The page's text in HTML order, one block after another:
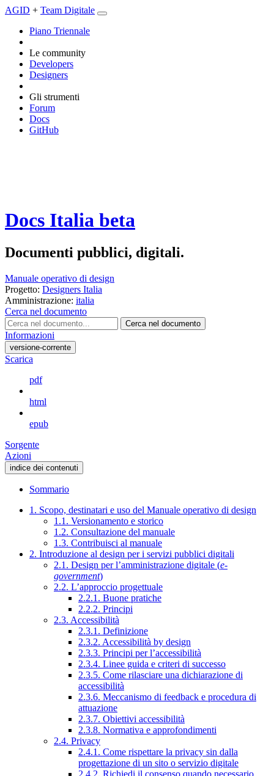
AGID + Team Digitale
Piano Triennale
Le community
Developers
Designers
Gli strumenti
Forum
Docs
GitHub
Docs Italia beta
Documenti pubblici, digitali.
Manuale operativo di design
Progetto: Designers Italia
Amministrazione: italia
Cerca nel documento
Cerca nel documento
Informazioni
versione-corrente
Scarica
pdf
html
epub
Sorgente
Azioni
indice dei contenuti
Sommario
1. Scopo, destinatari e uso del Manuale operativo di design
1.1. Versionamento e storico
1.2. Consultazione del manuale
1.3. Contribuisci al manuale
2. Introduzione al design per i servizi pubblici digitali
2.1. Design per l’amministrazione digitale (e-
government)
2.2. L’approccio progettuale
2.2.1. Buone pratiche
2.2.2. Principi
2.3. Accessibilità
2.3.1. Definizione
2.3.2. Accessibilità by design
2.3.3. Principi per l’accessibilità
2.3.4. Linee guida e criteri di successo
2.3.5. Come rilasciare una dichiarazione di
accessibilità
2.3.6. Meccanismo di feedback e procedura di
attuazione
2.3.7. Obiettivi accessibilità
2.3.8. Normativa e approfondimenti
2.4. Privacy
2.4.1. Come rispettare la privacy sin dalla
progettazione di un sito o servizio digitale
2.4.2. Richiedi il consenso quando necessario